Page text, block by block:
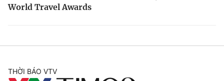
World Travel Awards
THỜI BÁO VTV